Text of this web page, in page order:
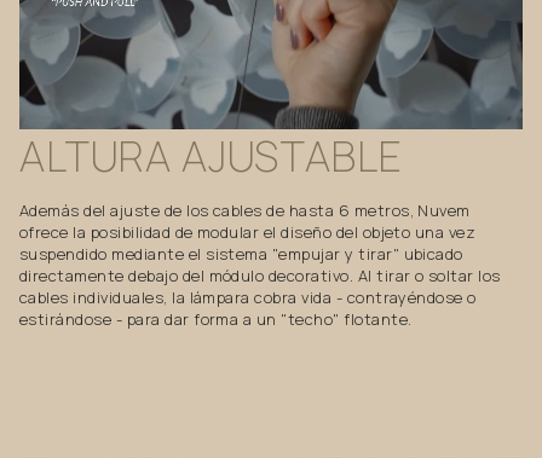
ALTURA AJUSTABLE
Además del ajuste de los cables de hasta 6 metros, Nuvem
ofrece la posibilidad de modular el diseño del objeto una vez
suspendido mediante el sistema "empujar y tirar" ubicado
directamente debajo del módulo decorativo. Al tirar o soltar los
cables individuales, la lámpara cobra vida - contrayéndose o
estirándose - para dar forma a un "techo" flotante.